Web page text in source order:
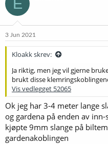
j
o
e
E
3 Jun 2021
Kloakk skrev:
Ja riktig, men jeg vil gjerne
brukt disse
Vis vedlegget 52065
Ok jeg har 3-4 meter lange
og gardena på enden av inn-
kjøpte 9mm slange på
gardenakoblingen